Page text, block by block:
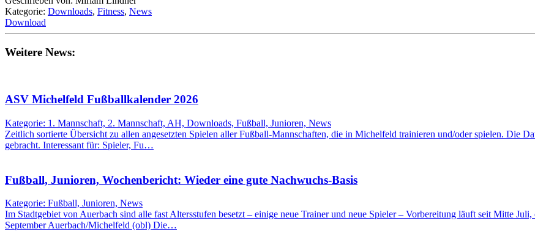
Kategorie: Downloads, Fitness, News
Download
Weitere News:
ASV Michelfeld Fußballkalender 2026
Kategorie: 1. Mannschaft, 2. Mannschaft, AH, Downloads, Fußball, Junioren, News
Zeitlich sortierte Übersicht zu allen angesetzten Spielen aller Fußball-Mannschaften, die in Michelfeld trainieren und/oder spielen. Die
gebracht. Interessant für: Spieler, Fu…
Fußball, Junioren, Wochenbericht: Wieder eine gute Nachwuchs-Basis
Kategorie: Fußball, Junioren, News
Im Stadtgebiet von Auerbach sind alle fast Altersstufen besetzt – einige neue Trainer und neue Spieler – Vorbereitung läuft seit Mitte
September Auerbach/Michelfeld (obl) Die…